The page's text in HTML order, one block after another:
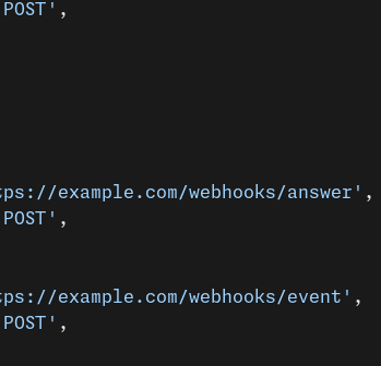
,
example.com/webhooks/answer' ,
,
example.com/webhooks/event' ,
,